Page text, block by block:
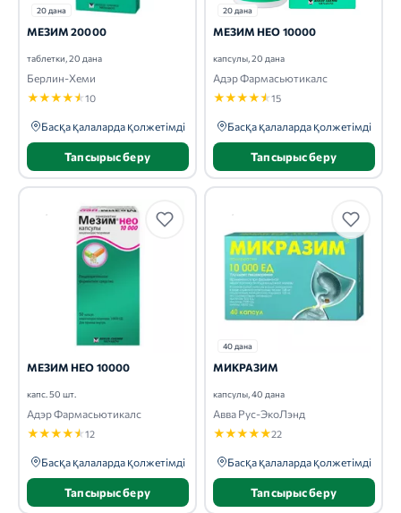
20 дана
МЕЗИМ 20000
таблетки, 20 дана
Берлин-Хеми
★★★★★10
Басқа қалаларда қолжетімді
Тапсырыс беру
20 дана
МЕЗИМ НЕО 10000
капсулы, 20 дана
Адэр Фармасьютикалс
★★★★★15
Басқа қалаларда қолжетімді
Тапсырыс беру
МЕЗИМ НЕО 10000
капс. 50 шт.
Адэр Фармасьютикалс
★★★★★12
Басқа қалаларда қолжетімді
Тапсырыс беру
40 дана
МИКРАЗИМ
капсулы, 40 дана
Авва Рус-ЭкоЛэнд
★★★★★22
Басқа қалаларда қолжетімді
Тапсырыс беру